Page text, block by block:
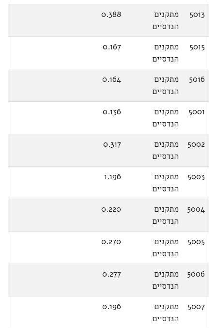
5013
מתקנים
הנדסיים
0.388
5015
מתקנים
הנדסיים
0.167
5016
מתקנים
הנדסיים
0.164
5001
מתקנים
הנדסיים
0.136
5002
מתקנים
הנדסיים
0.317
5003
מתקנים
הנדסיים
1.196
5004
מתקנים
הנדסיים
0.220
5005
מתקנים
הנדסיים
0.270
5006
מתקנים
הנדסיים
0.277
5007
מתקנים
הנדסיים
0.196